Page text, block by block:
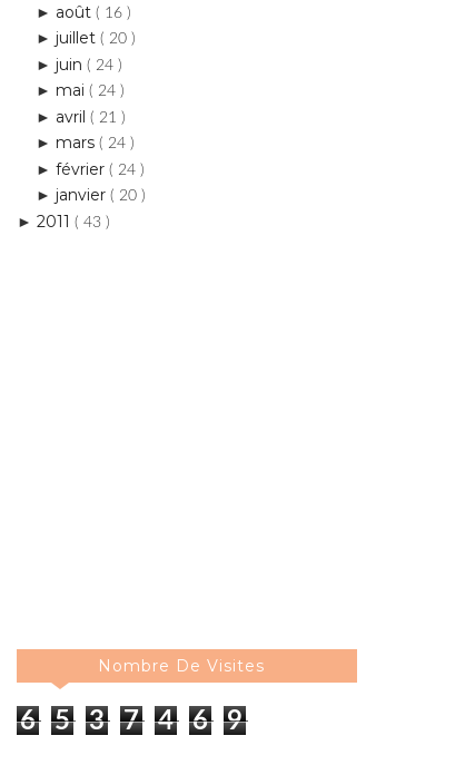
► août ( 16 )
► juillet ( 20 )
► juin ( 24 )
► mai ( 24 )
► avril ( 21 )
► mars ( 24 )
► février ( 24 )
► janvier ( 20 )
► 2011 ( 43 )
Nombre De Visites
6 5 3 7 4 6 9